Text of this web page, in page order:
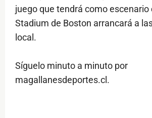
juego que tendrá como escenario
Stadium de Boston arrancará a
local.
Síguelo minuto a minuto por
magallanesdeportes.cl.